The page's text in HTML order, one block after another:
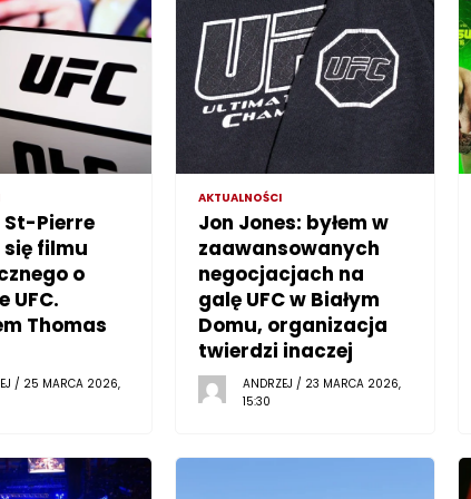
St-Pierre
filmu
o
UFC.
Thomas
/ 25 MARCA 2026,
AKTUALNOŚCI
Jon Jones: byłem w
zaawansowanych
negocjacjach na
galę UFC w Białym
Domu, organizacja
twierdzi inaczej
ANDRZEJ / 23 MARCA 2026,
15:30